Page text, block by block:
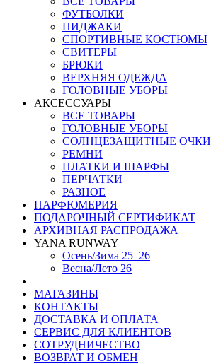
ФУТБОЛКИ
ПИДЖАКИ
СПОРТИВНЫЕ КОСТЮМЫ
СВИТЕРЫ
БРЮКИ
ВЕРХНЯЯ ОДЕЖДА
ГОЛОВНЫЕ УБОРЫ
АКСЕССУАРЫ
ВСЕ ТОВАРЫ
ГОЛОВНЫЕ УБОРЫ
СОЛНЦЕЗАЩИТНЫЕ ОЧКИ
РЕМНИ
ПЛАТКИ И ШАРФЫ
ПЕРЧАТКИ
РАЗНОЕ
ПАРФЮМЕРИЯ
ПОДАРОЧНЫЙ СЕРТИФИКАТ
АРХИВНАЯ РАСПРОДАЖА
YANA RUNWAY
Осень/Зима 25–26
Весна/Лето 26
МАГАЗИНЫ
КОНТАКТЫ
ДОСТАВКА И ОПЛАТА
СЕРВИС ДЛЯ КЛИЕНТОВ
СОТРУДНИЧЕСТВО
ВОЗВРАТ И ОБМЕН